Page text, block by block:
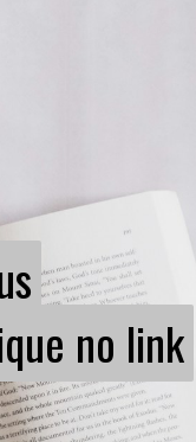
no link
no link